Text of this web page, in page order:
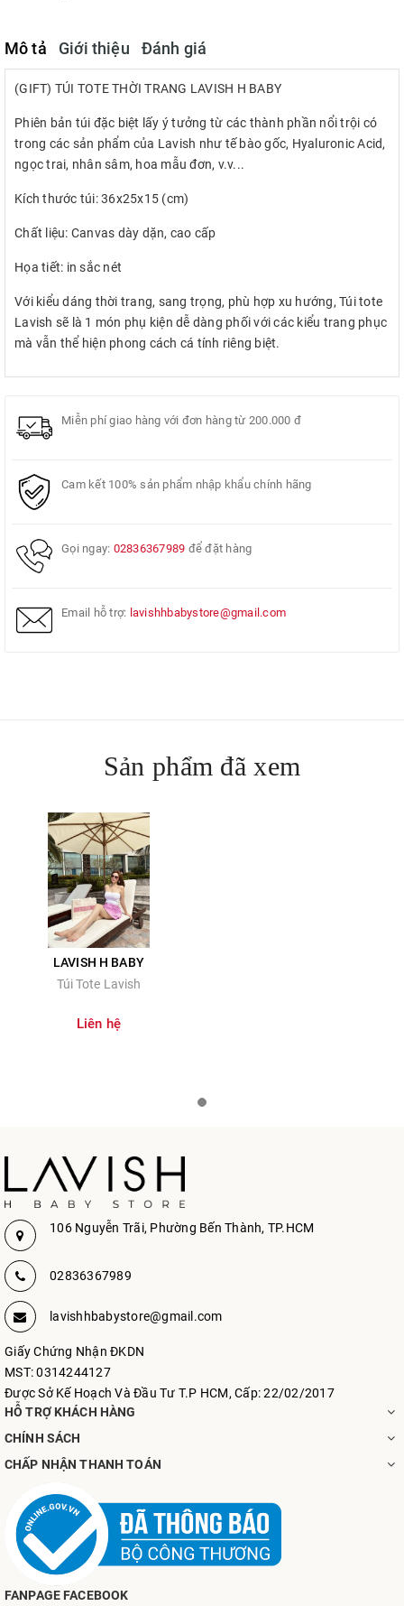
Mô tả Giới thiệu Đánh giá
(GIFT) TÚI TOTE THỜI TRANG LAVISH H BABY
Phiên bản túi đặc biệt lấy ý tưởng từ các thành phần nổi trội có
trong các sản phẩm của Lavish như tế bào gốc, Hyaluronic Acid,
ngọc trai, nhân sâm, hoa mẫu đơn, v.v...
Kích thước túi: 36x25x15 (cm)
Chất liệu: Canvas dày dặn, cao cấp
Họa tiết: in sắc nét
Với kiểu dáng thời trang, sang trọng, phù hợp xu hướng, Túi tote
Lavish sẽ là 1 món phụ kiện dễ dàng phối với các kiểu trang phục
mà vẫn thể hiện phong cách cá tính riêng biệt.
Miễn phí giao hàng với đơn hàng từ 200.000 đ
Cam kết 100% sản phẩm nhập khẩu chính hãng
Gọi ngay: 02836367989 để đặt hàng
Email hỗ trợ: lavishhbabystore@gmail.com
Sản phẩm đã xem
LAVISH H BABY
Túi Tote Lavish
Liên hệ
106 Nguyễn Trãi, Phường Bến Thành, TP.HCM
02836367989
lavishhbabystore@gmail.com
Giấy Chứng Nhận ĐKDN
MST: 0314244127
Được Sở Kế Hoạch Và Đầu Tư T.P HCM, Cấp: 22/02/2017
HỖ TRỢ KHÁCH HÀNG
CHÍNH SÁCH
CHẤP NHẬN THANH TOÁN
FANPAGE FACEBOOK